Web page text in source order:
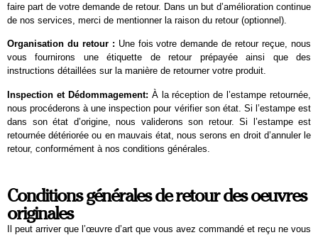
faire part de votre demande de retour. Dans un but d’amélioration continue
de nos services, merci de mentionner la raison du retour (optionnel).
Organisation du retour : Une fois votre demande de retour reçue, nous
vous fournirons une étiquette de retour prépayée ainsi que des
instructions détaillées sur la manière de retourner votre produit.
Inspection et Dédommagement: À la réception de l’estampe retournée,
nous procéderons à une inspection pour vérifier son état. Si l’estampe est
dans son état d’origine, nous validerons son retour. Si l’estampe est
retournée détériorée ou en mauvais état, nous serons en droit d’annuler le
retour, conformément à nos conditions générales.
Conditions générales de retour des oeuvres
originales
Il peut arriver que l’œuvre d’art que vous avez commandé et reçu ne vous